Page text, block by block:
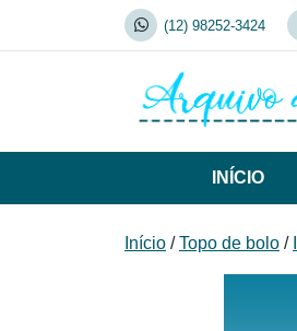
(12) 98252-3424
INÍCIO
Início /Topo de bolo /